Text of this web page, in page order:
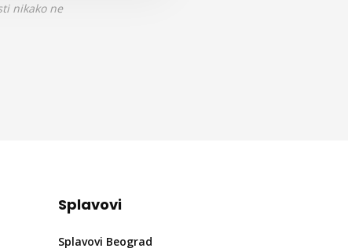
nikako ne
Splavovi
Splavovi Beograd